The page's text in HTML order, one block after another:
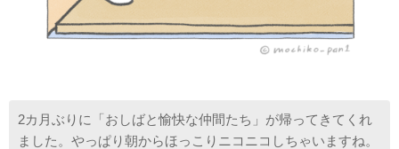
2カ月ぶりに「おしばと愉快な仲間たち」が帰ってきてくれ
ました。やっぱり朝からほっこりニコニコしちゃいますね。